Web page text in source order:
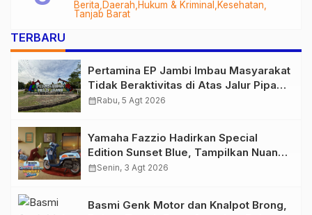
Berita Daerah Hukum & Kriminal
Kesehatan
Tanjab Barat
Audit Menyeluruh
TERBARU
Pertamina EP Jambi Imbau Masyarakat
Tidak Beraktivitas di Atas Jalur Pipa
Migas Demi Keselamatan Bersama
calendar_monthRabu, 5 Agt 2026
Yamaha Fazzio Hadirkan Special
Edition Sunset Blue, Tampilkan Nuansa
Retro Summer yang Semakin Skena
calendar_monthSenin, 3 Agt 2026
Basmi Genk Motor dan Knalpot Brong,